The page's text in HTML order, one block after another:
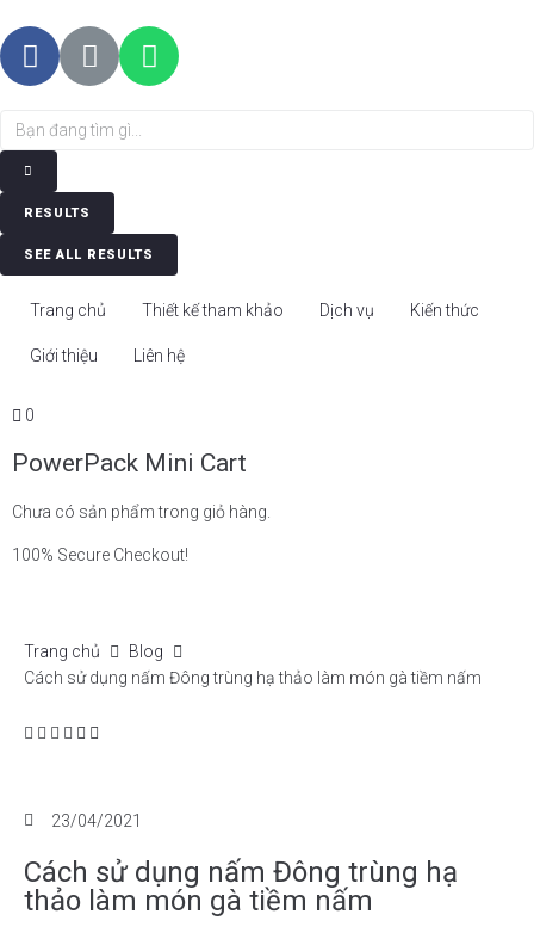
RESULTS
SEE ALL RESULTS
Trang chủ Thiết kế tham khảo Dịch vụ Kiến thức
Giới thiệu Liên hệ
0
PowerPack Mini Cart
Chưa có sản phẩm trong giỏ hàng.
100% Secure Checkout!
Trang chủ
Blog
Cách sử dụng nấm Đông trùng hạ thảo làm món gà tiềm nấm
23/04/2021
Cách sử dụng nấm Đông trùng hạ
thảo làm món gà tiềm nấm